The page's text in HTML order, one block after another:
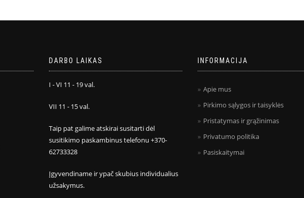
DARBO LAIKAS
I - VI 11 - 19 val.
VII 11 - 15 val.
Taip pat galime atskirai susitarti dėl
susitikimo paskambinus telefonu +370-
62733328
Įgyvendiname ir ypač skubius individualius
užsakymus.
INFORMACIJA
Apie mus
Pirkimo sąlygos ir taisyklės
Pristatymas ir grąžinimas
Privatumo politika
Pasiskaitymai